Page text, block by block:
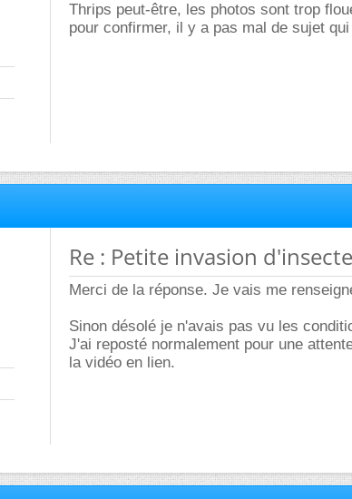
Thrips peut-être, les photos sont trop
pour confirmer, il y a pas mal de sujet
Re : Petite invasion
Merci de la réponse. Je vais me
Sinon désolé je n'avais pas vu les
J'ai reposté normalement pour une
la vidéo en lien.